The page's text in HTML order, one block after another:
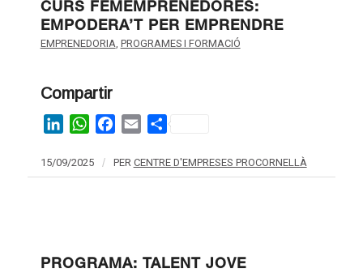
CURS FEMEMPRENEDORES:
EMPODERA’T PER EMPRENDRE
EMPRENEDORIA, PROGRAMES I FORMACIÓ
Compartir
LinkedInWhatsAppFacebook
EmailShare
15/09/2025 / PER CENTRE D'EMPRESES PROCORNELLÀ
PROGRAMA: TALENT JOVE